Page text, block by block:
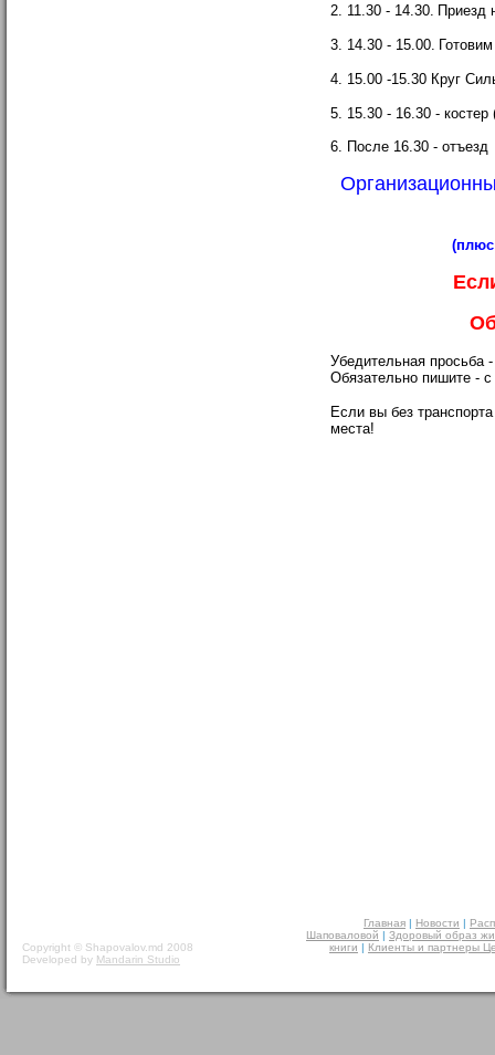
2. 11.30 - 14.30. Приезд
3. 14.30 - 15.00.
4. 15.00 -15.30 Круг
5. 15.30 - 16.30 - костер
6. После 16.30 - отъезд
(плюс
Убедительная просьба
Обязательно пишите -
Если вы без
места!
Copyright © Shapovalov.md 2008
Developed by Mandarin Studio
Главная | Новости |
Шаповаловой | Здоровый образ
книги | Клиенты и партнеры